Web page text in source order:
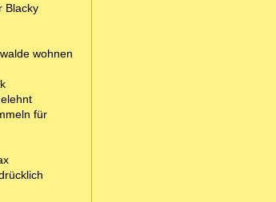
Blacky
wohnen
für